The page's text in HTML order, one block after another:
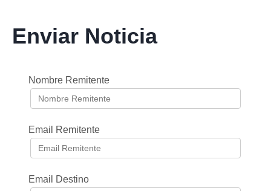
Enviar Noticia
Nombre Remitente
Email Remitente
Email Destino